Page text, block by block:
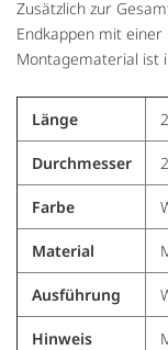
Zusätzlich zur
Endkappen mit einer
Montagematerial ist
Länge
Durchmesser
Farbe
Material
Ausführung
Hinweis